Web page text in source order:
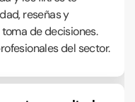
reseñas y
de decisiones.
del sector.